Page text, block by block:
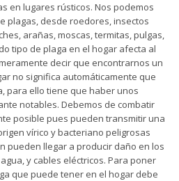
en lugares rústicos. Nos podemos
plagas, desde roedores, insectos
arañas, moscas, termitas, pulgas,
tipo de plaga en el hogar afecta al
decir que encontrarnos un
no significa automáticamente que
para ello tiene que haber unos
notables. Debemos de combatir
posible pues pueden transmitir una
vírico y bacteriano peligrosas
pueden llegar a producir daño en los
y cables eléctricos. Para poner
que puede tener en el hogar debe